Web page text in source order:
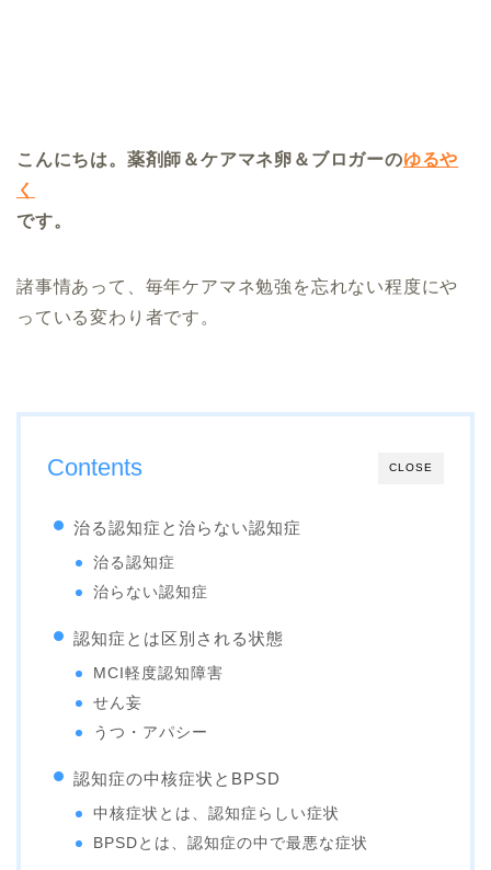
こんにちは。薬剤師＆ケアマネ卵＆ブロガーのゆるや
く
です。
諸事情あって、毎年ケアマネ勉強を忘れない程度にや
っている変わり者です。
CLOSE
Contents
治る認知症と治らない認知症
治る認知症
治らない認知症
認知症とは区別される状態
MCI軽度認知障害
せん妄
うつ・アパシー
認知症の中核症状とBPSD
中核症状とは、認知症らしい症状
BPSDとは、認知症の中で最悪な症状